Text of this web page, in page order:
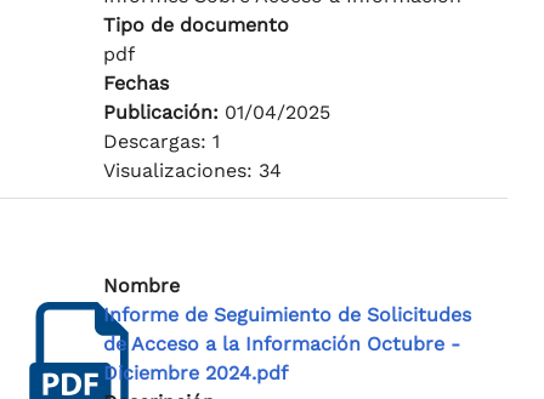
Tipo de documento
pdf
Fechas
Publicación: 01/04/2025
Descargas: 1
Visualizaciones: 34
Nombre
Informe de Seguimiento de Solicitudes
de Acceso a la Información Octubre -
Diciembre 2024.pdf